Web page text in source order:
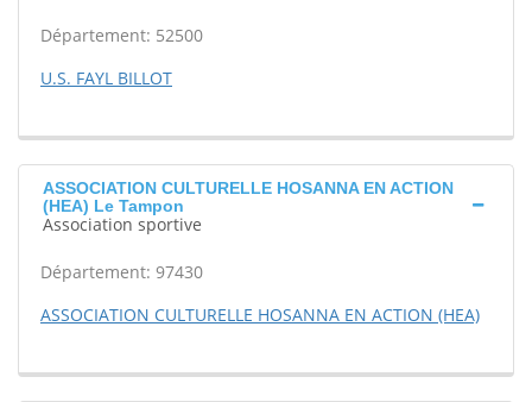
Département: 52500
U.S. FAYL BILLOT
ASSOCIATION CULTURELLE HOSANNA EN ACTION
(HEA) Le Tampon
Association sportive
Département: 97430
ASSOCIATION CULTURELLE HOSANNA EN ACTION (HEA)